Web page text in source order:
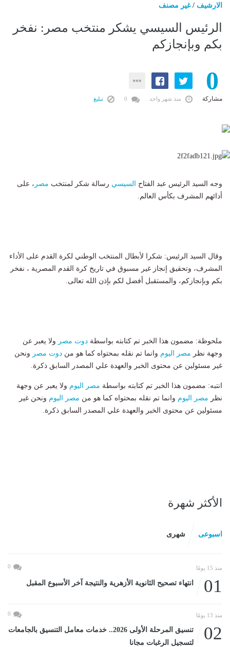
الارشيف /غير مصنف
الرئيس السيسي يشكر منتخب مصر: نفخر
بكم وبإنجازكم
0
مشاركة منذ شهر واحد تبليغ
وجه السيد الرئيس عبد الفتاح السيسي رسالة شكر لمنتخب مصر ، على
أدائهم المشرف بكأس العالم.
وقال السيد الرئيس: شكرا لأبطال المنتخب الوطني لكرة القدم على الأداء
المشرف، وتحقيق إنجاز غير مسبوق في تاريخ كرة القدم المصرية ، نفخر
بكم وبإنجازكم، والمستقبل أفضل لكم بإذن الله تعالى.
ملحوظة: مضمون هذا الخبر تم كتابته بواسطة دوت مصر ولا يعبر عن
وجهة نظر مصر اليوم وانما تم نقله بمحتواه كما هو من دوت مصر ونحن
غير مسئولين عن محتوى الخبر والعهدة علي المصدر السابق ذكرة.
انتبه: مضمون هذا الخبر تم كتابته بواسطة مصر اليوم ولا يعبر عن وجهة
نظر مصر اليوم وانما تم نقله بمحتواه كما هو من مصر اليوم ونحن غير
مسئولين عن محتوى الخبر والعهدة علي المصدر السابق ذكرة.
الأكثر شهرة
اسبوعى شهرى
منذ 15 يومًا 0
01 انتهاء تصحيح الثانوية الأزهرية والنتيجة آخر الأسبوع المقبل
منذ 13 يومًا 0
02
تنسيق المرحلة الأولى 2026.. خدمات معامل التنسيق بالجامعات
لتسجيل الرغبات مجانا